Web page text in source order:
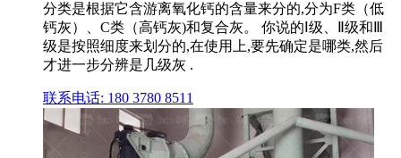
分类是根据它含游离氧化钙的含量来分的,分为F类（低
钙灰）、C类（高钙灰)和复合灰。 你说的Ⅰ级、Ⅱ级和Ⅲ
级是按照细度来划分的,在使用上,要先确定是哪类,然后
才进一步分辨是几级灰 .
联系电话: 180 3780 8511